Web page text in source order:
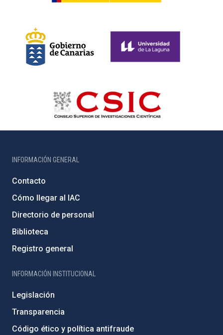
INFORMACIÓN GENERAL
Contacto
Cómo llegar al IAC
Directorio de personal
Biblioteca
Registro general
INFORMACIÓN INSTITUCIONAL
Legislación
Transparencia
Código ético y política antifraude